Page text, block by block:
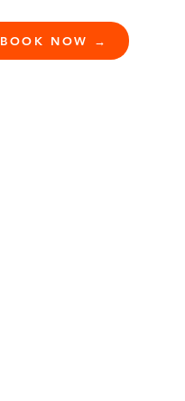
BOOK NOW →